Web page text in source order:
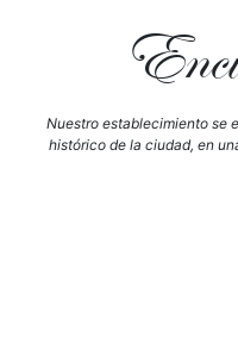
Nuestro establecimiento se
histórico de la ciudad, en